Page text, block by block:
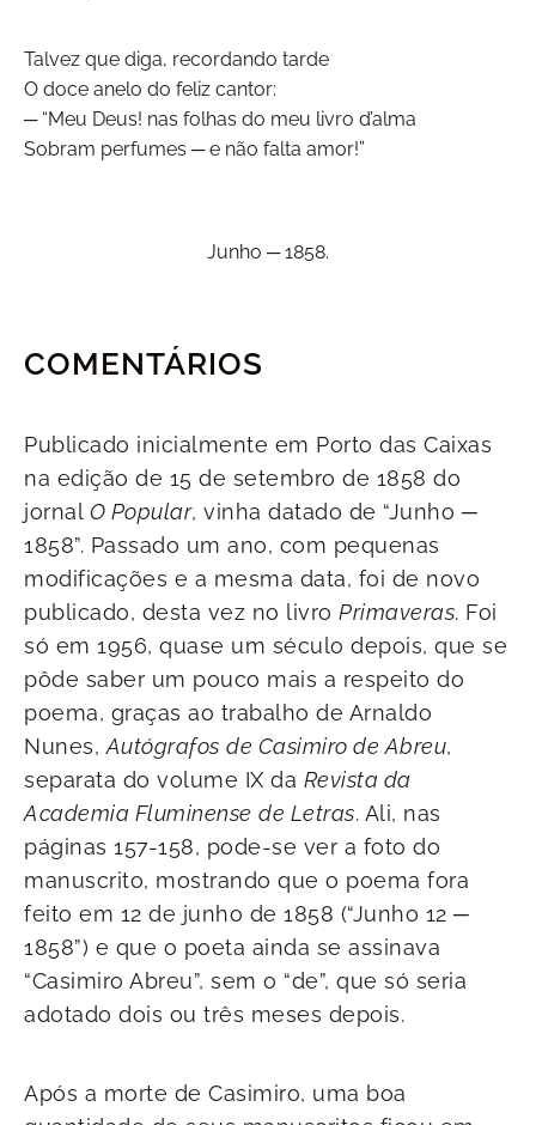
Talvez que diga, recordando tarde
O doce anelo do feliz cantor:
─ “Meu Deus! nas folhas do meu livro d’alma
Sobram perfumes ─ e não falta amor!”
Junho ─ 1858.
COMENTÁRIOS
Publicado inicialmente em Porto das Caixas
na edição de 15 de setembro de 1858 do
jornal O Popular, vinha datado de “Junho ─
1858”. Passado um ano, com pequenas
modificações e a mesma data, foi de novo
publicado, desta vez no livro Primaveras. Foi
só em 1956, quase um século depois, que se
pôde saber um pouco mais a respeito do
poema, graças ao trabalho de Arnaldo
Nunes,Autógrafos de Casimiro de Abreu,
separata do volume IX da Revista da
Academia Fluminense de Letras. Ali, nas
páginas 157-158, pode-se ver a foto do
manuscrito, mostrando que o poema fora
feito em 12 de junho de 1858 (“Junho 12 ─
1858”) e que o poeta ainda se assinava
“Casimiro Abreu”, sem o “de”, que só seria
adotado dois ou três meses depois.
Após a morte de Casimiro, uma boa